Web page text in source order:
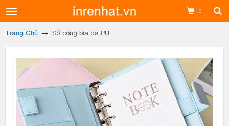
Toggle
navigation
0
Trang Chủ Sổ còng bìa da PU